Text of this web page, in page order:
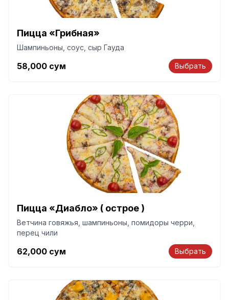
Пицца «Грибная»
Шампиньоны, соус, сыр Гауда
58,000 сум Выбрать
Пицца «Диабло» ( острое )
Ветчина говяжья, шампиньоны, помидоры черри,
перец чили
62,000 сум Выбрать